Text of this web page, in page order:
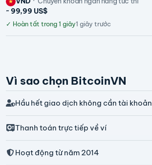
~ 99,99 US$
✓ Hoàn tất trong 1 giây1 giây trước
Vì sao chọn BitcoinVN
Hầu hết giao dịch không cần tài khoản
Thanh toán trực tiếp về ví
Hoạt động từ năm 2014